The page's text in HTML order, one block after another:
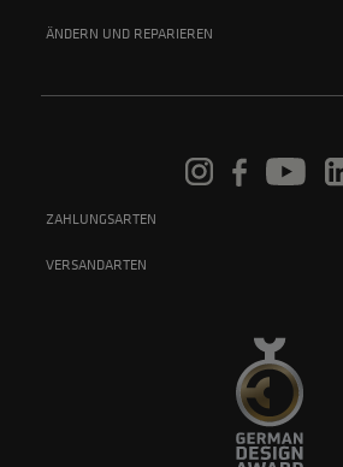
ÄNDERN UND REPARIEREN
ZAHLUNGSARTEN
VERSANDARTEN